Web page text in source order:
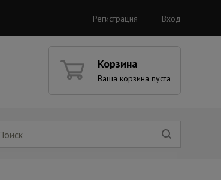
Регистрация Вход
Корзина
Ваша корзина пуста